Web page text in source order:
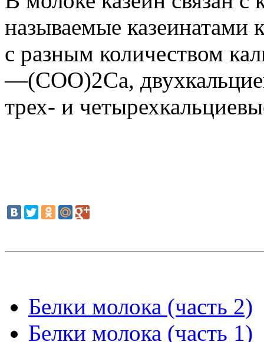
называемые казеинатами
с разным количеством
—(СОО)2Са,
трех- и
Белки молока (часть 2)
Белки молока (часть 1)